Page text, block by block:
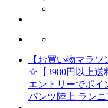
【お買い物マラソ
☆【3980円以上送
エントリーでポイ
パンツ陸上 ラン